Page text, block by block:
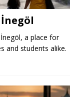
a place for
and students alike.